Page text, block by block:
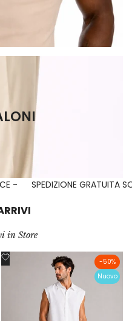
- SPEDIZIONE GRATUITA
in Store
-50%
Nuovo
Aggiungi
desideri